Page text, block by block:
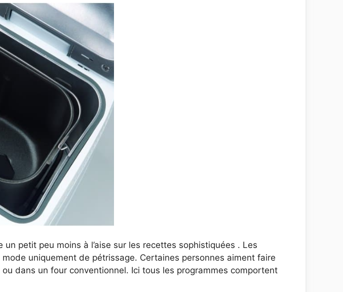
petit peu moins à l’aise sur les recettes sophistiquées . Les
uniquement de pétrissage. Certaines personnes aiment faire
dans un four conventionnel. Ici tous les programmes comportent